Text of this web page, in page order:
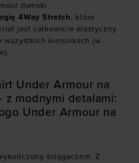
damski
4Way Stretch, która
jest całkowicie elastyczny
wszystkich kierunkach (w
Under Armour na
z modnymi detalami:
Under Armour na
ściągaczem. Z